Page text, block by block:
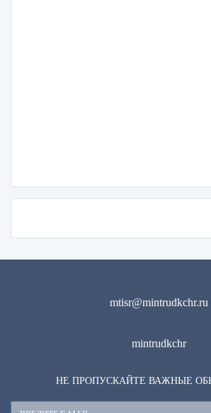
mtisr@mintrudkchr.ru
mintrudkchr
НЕ ПРОПУСКАЙТЕ ВАЖНЫЕ
Ваш